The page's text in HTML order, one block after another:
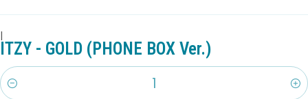
|
ITZY - GOLD (PHONE BOX Ver.)
Cantidad